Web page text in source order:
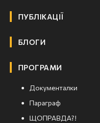
ПУБЛІКАЦІЇ
БЛОГИ
ПРОГРАМИ
Документалки
Параграф
ЩОПРАВДА?!